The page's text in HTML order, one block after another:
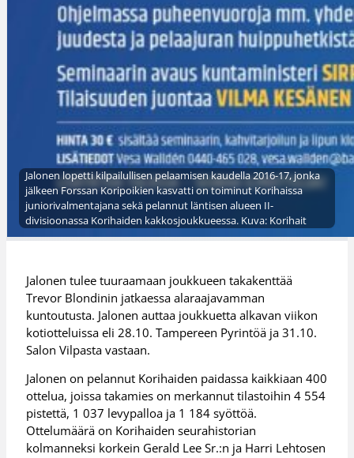
Jalonen lopetti kilpailullisen pelaamisen kaudella 2016-17, jonka
jälkeen Forssan Koripoikien kasvatti on toiminut Korihaissa
juniorivalmentajana sekä pelannut läntisen alueen II-
divisioonassa Korihaiden kakkosjoukkueessa. Kuva: Korihait
Jalonen tulee tuuraamaan joukkueen takakenttää
Trevor Blondinin jatkaessa alaraajavamman
kuntoutusta. Jalonen auttaa joukkuetta alkavan viikon
kotiotteluissa eli 28.10. Tampereen Pyrintöä ja 31.10.
Salon Vilpasta vastaan.
Jalonen on pelannut Korihaiden paidassa kaikkiaan 400
ottelua, joissa takamies on merkannut tilastoihin 4 554
pistettä, 1 037 levypalloa ja 1 184 syöttöä.
Ottelumäärä on Korihaiden seurahistorian
kolmanneksi korkein Gerald Lee Sr.:n ja Harri Lehtosen